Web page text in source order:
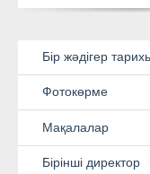
Бір жәдігер